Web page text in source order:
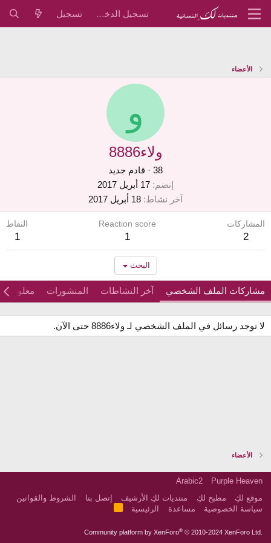
تسجيل الدخول تسجيل
الأعضاء
و
ولاء8886
قادم جديد · 38
إنضم 17 أبريل 2017
آخر نشاط 18 أبريل 2017
المشاركات
2
Reaction score
1
النقاط
1
البحث
مشاركات الملف الشخصي آخر النشاطات المنشورات معلومات
لا توجد رسائل في الملف الشخصي لـ ولاء8886 حتى الآن.
الأعضاء
Purple Heaven
Arabic2
موقع لكِ
مطبخ لكِ منتديات لكِ الأرشيف إتصل بنا
الشروط والقوانين
سياسة الخصوصية
مساعدة الرئيسية
Community platform by XenForo® © 2010-2024 XenForo Ltd.